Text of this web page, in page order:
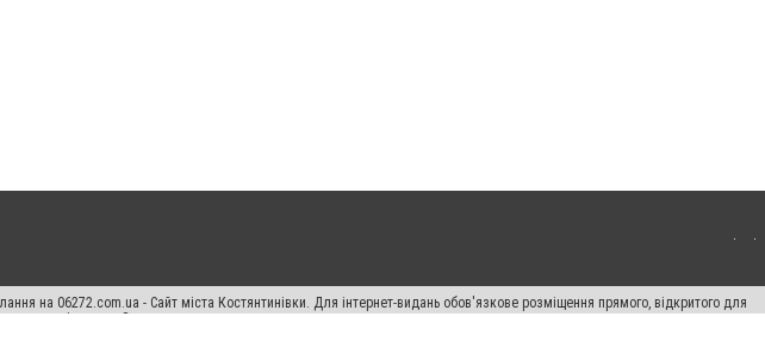
на 06272.com.ua - Сайт міста Костянтинівки. Для інтернет-видань обов'язкове розміщення прямого, відкритого для
переслідується Законом.